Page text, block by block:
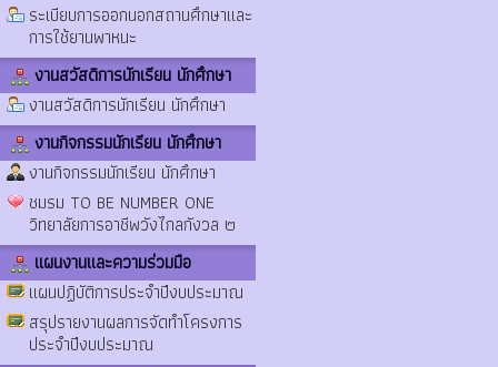
ระเบียบการออกนอกสถานศึกษาและ
การใช้ยานพาหนะ
งานสวัสดิการนักเรียน นักศึกษา
งานสวัสดิการนักเรียน นักศึกษา
งานกิจกรรมนักเรียน นักศึกษา
งานกิจกรรมนักเรียน นักศึกษา
ชมรม TO BE NUMBER ONE
วิทยาลัยการอาชีพวังไกลกังวล ๒
แผนงานและความร่วมมือ
แผนปฏิบัติการประจำปีงบประมาณ
สรุปรายงานผลการจัดทำโครงการ
ประจำปีงบประมาณ